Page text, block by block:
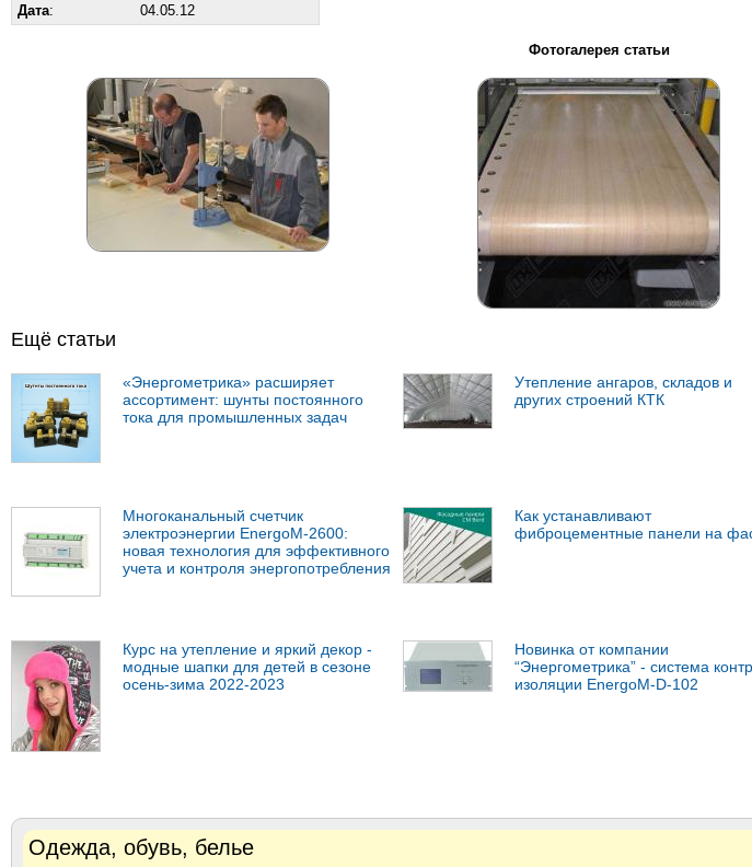
Дата: 04.05.12
Фотогалерея статьи
Ещё статьи
«Энергометрика» расширяет
ассортимент: шунты постоянного
тока для промышленных задач
Утепление ангаров, складов и
других строений КТК
Многоканальный счетчик
электроэнергии EnergoM-2600:
новая технология для эффективного
учета и контроля энергопотребления
Как устанавливают
фиброцементные панели на
Курс на утепление и яркий декор -
модные шапки для детей в сезоне
осень-зима 2022-2023
Новинка от компании
“Энергометрика” - система
изоляции EnergoM-D-102
Одежда, обувь, белье